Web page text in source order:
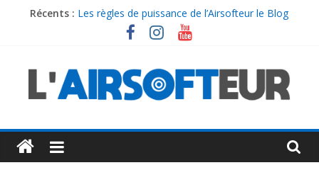
PasserRécents : Les règles de puissance de l’Airsofteur le Blog
Speedgame – Le murderer – Scénario Airsoft
J’ai dormi dans un Hamac – Ça tourne mal
Le Joule Creep
L'airsofteur
Le